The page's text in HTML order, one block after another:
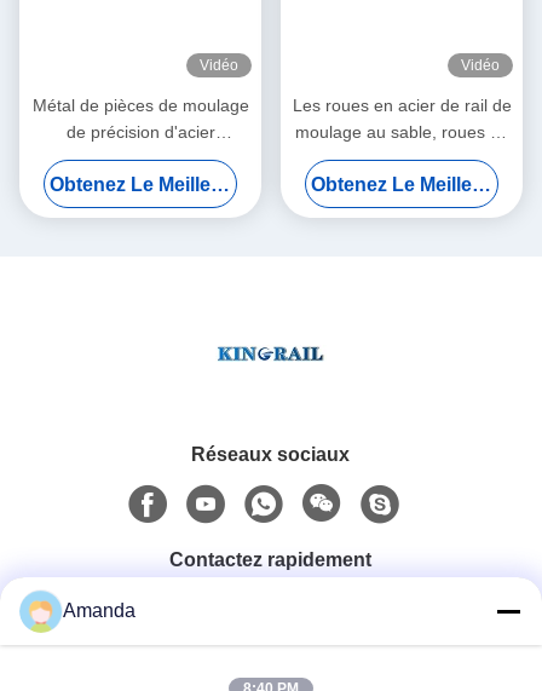
Vidéo
Métal de pièces de moulage
de précision d'acier
inoxydable emboutissant
l'OEM
Obtenez Le Meilleur Prix
Vidéo
Les roues en acier de rail de
moulage au sable, roues de
voiture de train de 500mm
plaquent extérieurObtenez Le Meilleur Prix
Réseaux sociaux
Contactez rapidement
0086-15556982932
Amanda